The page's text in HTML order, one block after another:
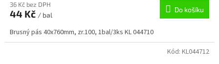
36 Kč bez DPH
44 Kč / bal
Do košíku
Brusný pás 40x760mm, zr.100, 1bal/3ks KL 044710
Kód: KL044712